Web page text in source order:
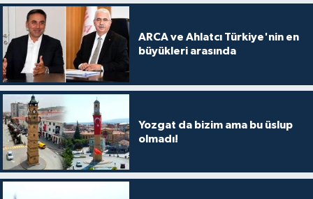
ARCA ve Ahlatcı Türkiye'nin en
büyükleri arasında
Yozgat da bizim ama bu üslup
olmadı!